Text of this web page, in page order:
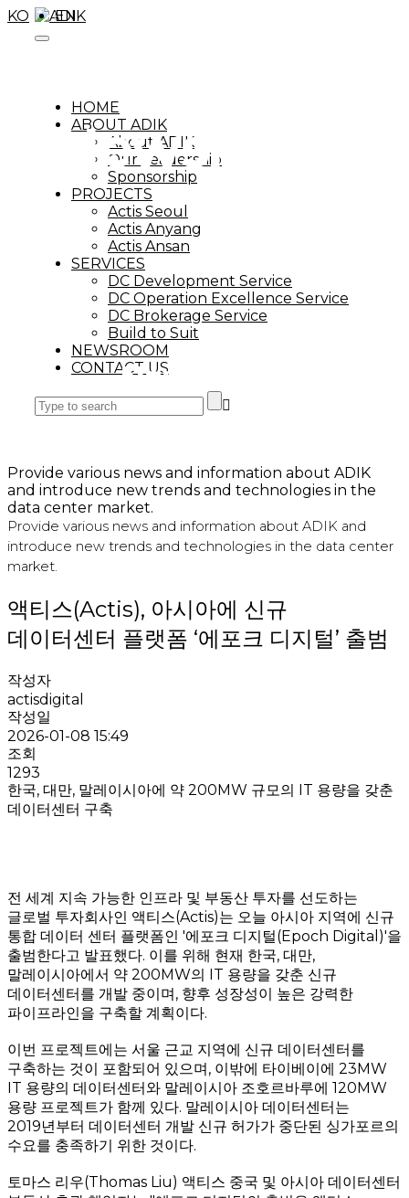
Toggle
HOME
ABOUT ADIK
About ADIK
Our Leadership
Sponsorship
PROJECTS
Actis Seoul
Actis Anyang
Actis Ansan
SERVICES
DC Development Service
DC Operation Excellence Service
DC Brokerage Service
Build to Suit
NEWSROOM
CONTACT US
KO EN
Newsroom
Newsroom
Provide various news and information about ADIK
and introduce new trends and technologies in the
data center market.
Provide various news and information about ADIK and
introduce new trends and technologies in the data center
market.
액티스(Actis), 아시아에 신규
데이터센터 플랫폼 ‘에포크 디지털’ 출범
작성자
actisdigital
작성일
2026-01-08 15:49
조회
1293
한국, 대만, 말레이시아에 약 200MW 규모의 IT 용량을 갖춘
데이터센터 구축
전 세계 지속 가능한 인프라 및 부동산 투자를 선도하는
글로벌 투자회사인 액티스(Actis)는 오늘 아시아 지역에 신규
통합 데이터 센터 플랫폼인 '에포크 디지털(Epoch Digital)'을
출범한다고 발표했다. 이를 위해 현재 한국, 대만,
말레이시아에서 약 200MW의 IT 용량을 갖춘 신규
데이터센터를 개발 중이며, 향후 성장성이 높은 강력한
파이프라인을 구축할 계획이다.
이번 프로젝트에는 서울 근교 지역에 신규 데이터센터를
구축하는 것이 포함되어 있으며, 이밖에 타이베이에 23MW
IT 용량의 데이터센터와 말레이시아 조호르바루에 120MW
용량 프로젝트가 함께 있다. 말레이시아 데이터센터는
2019년부터 데이터센터 개발 신규 허가가 중단된 싱가포르의
수요를 충족하기 위한 것이다.
토마스 리우(Thomas Liu) 액티스 중국 및 아시아 데이터센터